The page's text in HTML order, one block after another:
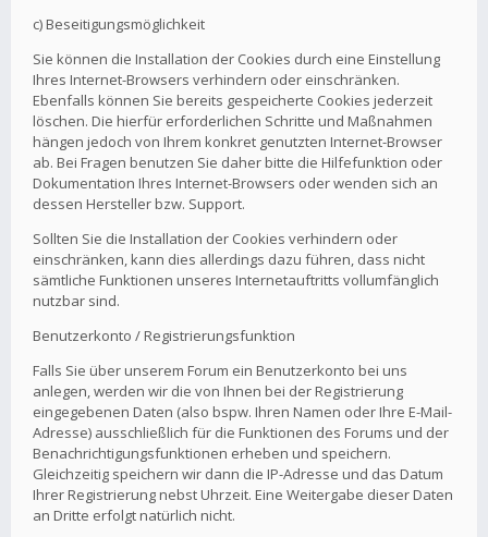
c) Beseitigungsmöglichkeit
Sie können die Installation der Cookies durch eine Einstellung
Ihres Internet-Browsers verhindern oder einschränken.
Ebenfalls können Sie bereits gespeicherte Cookies jederzeit
löschen. Die hierfür erforderlichen Schritte und Maßnahmen
hängen jedoch von Ihrem konkret genutzten Internet-Browser
ab. Bei Fragen benutzen Sie daher bitte die Hilfefunktion oder
Dokumentation Ihres Internet-Browsers oder wenden sich an
dessen Hersteller bzw. Support.
Sollten Sie die Installation der Cookies verhindern oder
einschränken, kann dies allerdings dazu führen, dass nicht
sämtliche Funktionen unseres Internetauftritts vollumfänglich
nutzbar sind.
Benutzerkonto / Registrierungsfunktion
Falls Sie über unserem Forum ein Benutzerkonto bei uns
anlegen, werden wir die von Ihnen bei der Registrierung
eingegebenen Daten (also bspw. Ihren Namen oder Ihre E-Mail-
Adresse) ausschließlich für die Funktionen des Forums und der
Benachrichtigungsfunktionen erheben und speichern.
Gleichzeitig speichern wir dann die IP-Adresse und das Datum
Ihrer Registrierung nebst Uhrzeit. Eine Weitergabe dieser Daten
an Dritte erfolgt natürlich nicht.